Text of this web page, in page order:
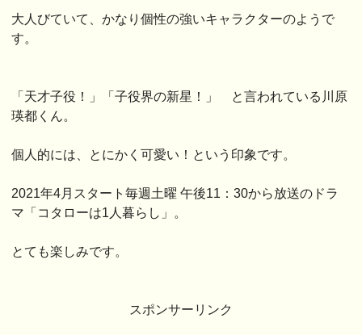
大人びていて、かなり個性の強いキャラクターのようで
す。
「天才子役！」「子役界の新星！」 と言われている川原
瑛都くん。
個人的には、とにかく可愛い！という印象です。
2021年4月スタート毎週土曜 午後11：30から放送のドラ
マ「コタローは1人暮らし」。
とても楽しみです。
スポンサーリンク